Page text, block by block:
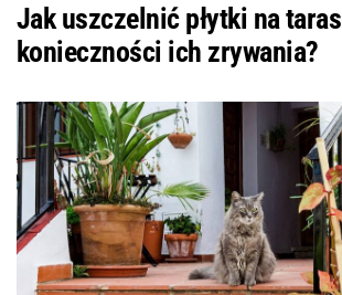
Jak uszczelnić płytki na
konieczności ich zrywania?